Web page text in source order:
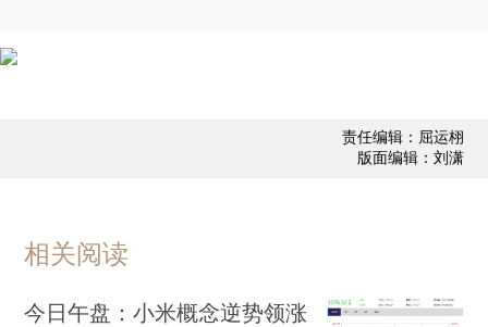
责任编辑：屈运栩
版面编辑：刘潇
相关阅读
今日午盘：小米概念逆势领涨